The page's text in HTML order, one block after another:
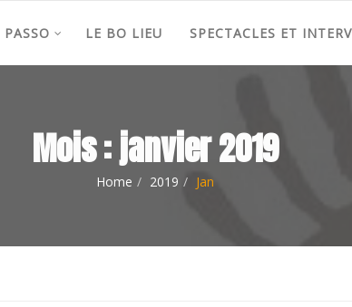
PASSO LE BO LIEU SPECTACLES ET
Mois :janvier 2019
Home 2019 Jan